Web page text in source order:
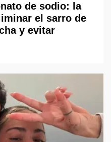
de sodio: la
el sarro de
y evitar